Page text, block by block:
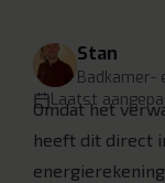
Stan
Badkamer-
Laatst
Omdat het
heeft dit direct